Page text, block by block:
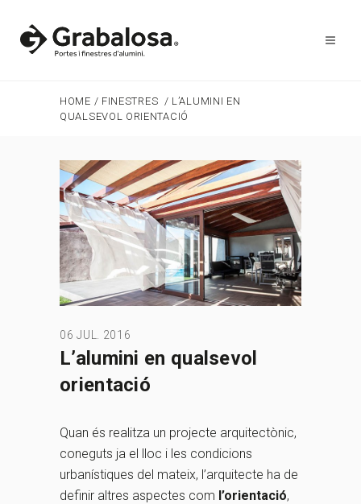
HOME / FINESTRES / L’ALUMINI EN
QUALSEVOL ORIENTACIÓ
06 JUL. 2016
L’alumini en qualsevol
orientació
Quan és realitza un projecte arquitectònic,
coneguts ja el lloc i les condicions
urbanístiques del mateix, l’arquitecte ha de
definir altres aspectes com l’orientació,